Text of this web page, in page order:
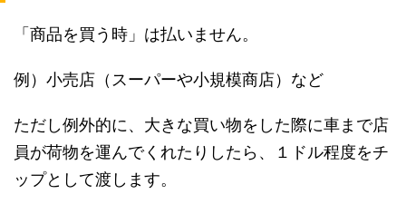
「商品を買う時」は払いません。
例）小売店（スーパーや小規模商店）など
ただし例外的に、大きな買い物をした際に車まで店
員が荷物を運んでくれたりしたら、１ドル程度をチ
ップとして渡します。